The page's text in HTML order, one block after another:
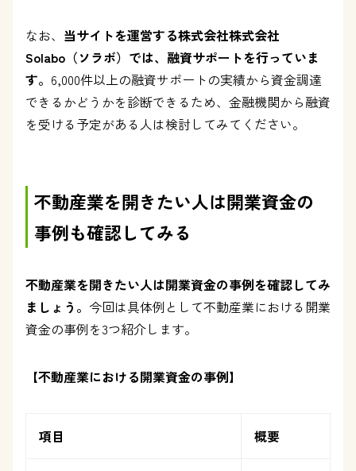
なお、 当サイトを運営する株式会社株式会社
Solabo（ソラボ）では、融資サポートを行っていま
す。 6,000件以上の融資サポートの実績から資金調達
できるかどうかを診断できるため、金融機関から融資
を受ける予定がある人は検討してみてください。
不動産業を開きたい人は開業資金の
事例も確認してみる
不動産業を開きたい人は開業資金の事例を確認してみ
ましょう。 今回は具体例として不動産業における開業
資金の事例を3つ紹介します。
【不動産業における開業資金の事例】
項目 概要